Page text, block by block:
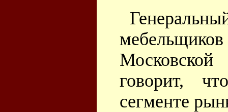
говорит,
сегменте